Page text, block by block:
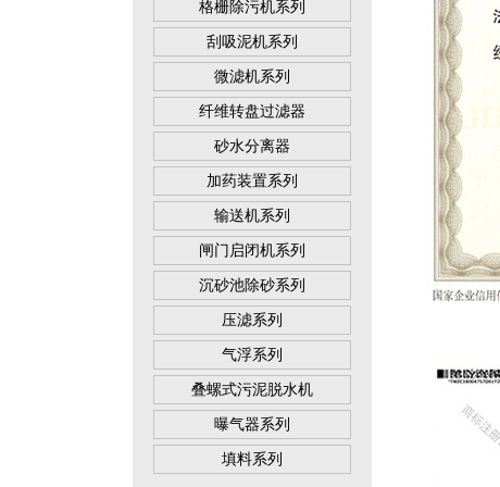
格栅除污机系列
刮吸泥机系列
微滤机系列
纤维转盘过滤器
砂水分离器
加药装置系列
输送机系列
闸门启闭机系列
沉砂池除砂系列
压滤系列
气浮系列
叠螺式污泥脱水机
曝气器系列
填料系列